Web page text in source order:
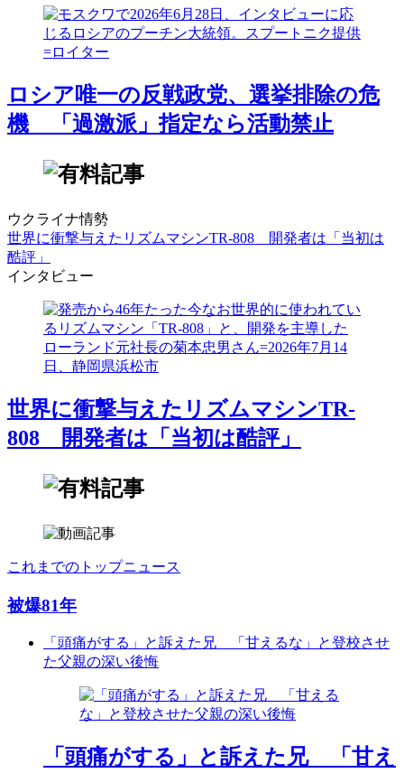
ロシア唯一の反戦政党、選挙排除の危
機 「過激派」指定なら活動禁止
ウクライナ情勢
世界に衝撃与えたリズムマシンTR-808 開発者は「当初は
酷評」
インタビュー
世界に衝撃与えたリズムマシンTR-
808 開発者は「当初は酷評」
これまでのトップニュース
被爆81年
「頭痛がする」と訴えた兄 「甘えるな」と登校させ
た父親の深い後悔
「頭痛がする」と訴えた兄 「甘え